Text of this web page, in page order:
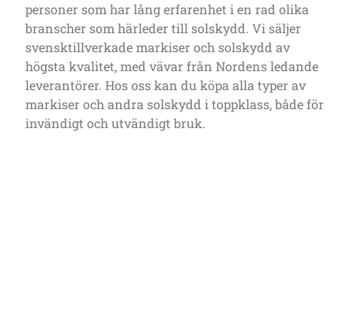
personer som har lång erfarenhet i en rad olika
branscher som härleder till solskydd. Vi säljer
svensktillverkade markiser och solskydd av
högsta kvalitet, med vävar från Nordens ledande
leverantörer. Hos oss kan du köpa alla typer av
markiser och andra solskydd i toppklass, både för
invändigt och utvändigt bruk.